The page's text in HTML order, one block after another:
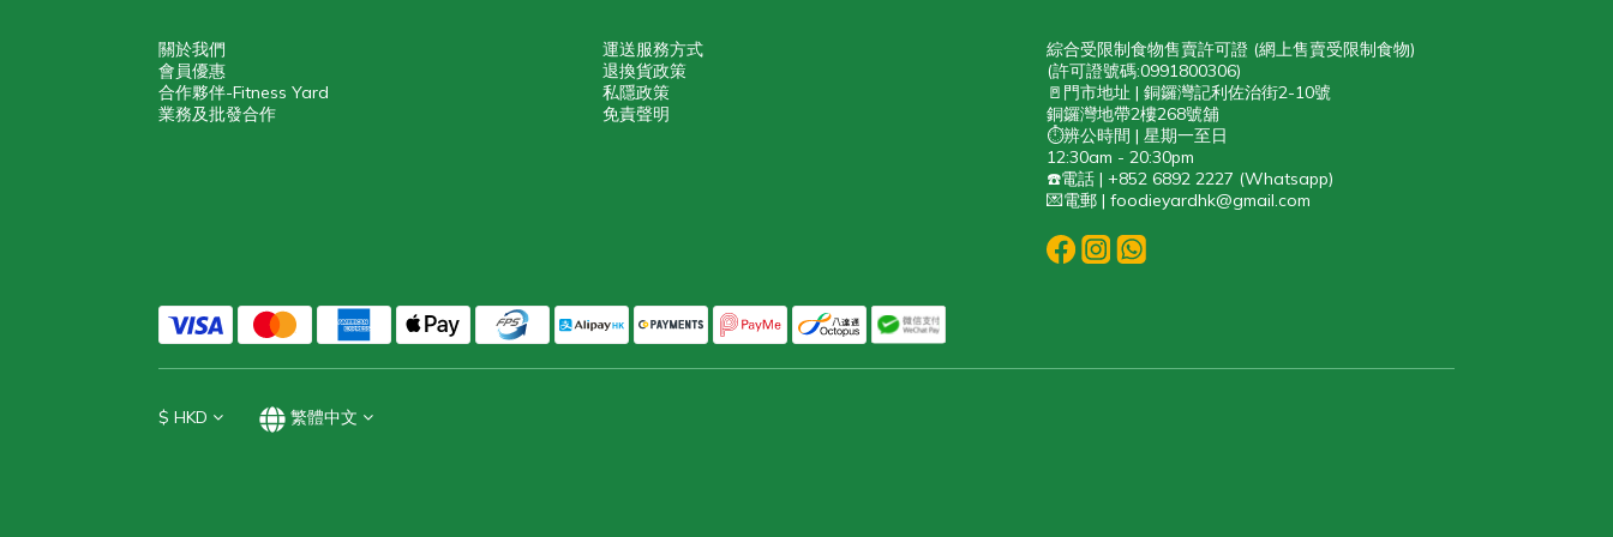
關於我們
會員優惠
合作夥伴-Fitness Yard
業務及批發合作
運送服務方式
退換貨政策
私隱政策
免責聲明
綜合受限制食物售賣許可證 (網上售賣受限制食物)
(許可證號碼:0991800306)
🚪門市地址 | 銅鑼灣記利佐治街2-10號
銅鑼灣地帶2樓268號舖
⏱️辨公時間 | 星期一至日
12:30am - 20:30pm
☎️電話 | +852 6892 2227 (Whatsapp)
💌電郵 | foodieyardhk@gmail.com
$ HKD 繁體中文